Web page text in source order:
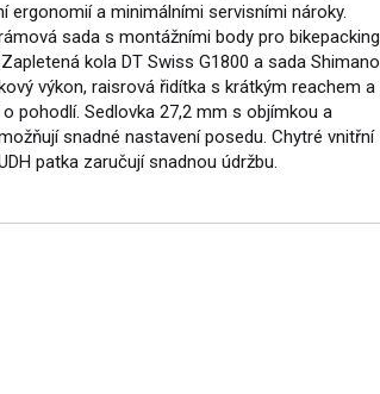
ergonomií a minimálními servisními nároky.
sada s montážními body pro bikepacking
kola DT Swiss G1800 a sada Shimano
výkon, raisrová řidítka s krátkým reachem a
pohodlí. Sedlovka 27,2 mm s objímkou a
snadné nastavení posedu. Chytré vnitřní
patka zaručují snadnou údržbu.